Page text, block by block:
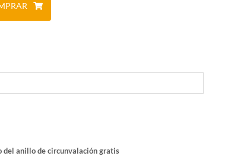
del anillo de circunvalación gratis